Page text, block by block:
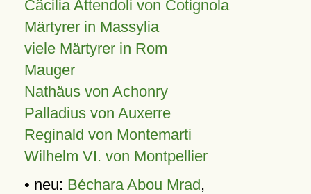
Cäcilia Attendoli von Cotignola
Märtyrer in Massylia
viele Märtyrer in Rom
Mauger
Nathäus von Achonry
Palladius von Auxerre
Reginald von Montemarti
Wilhelm VI. von Montpellier
• neu: Béchara Abou Mrad,